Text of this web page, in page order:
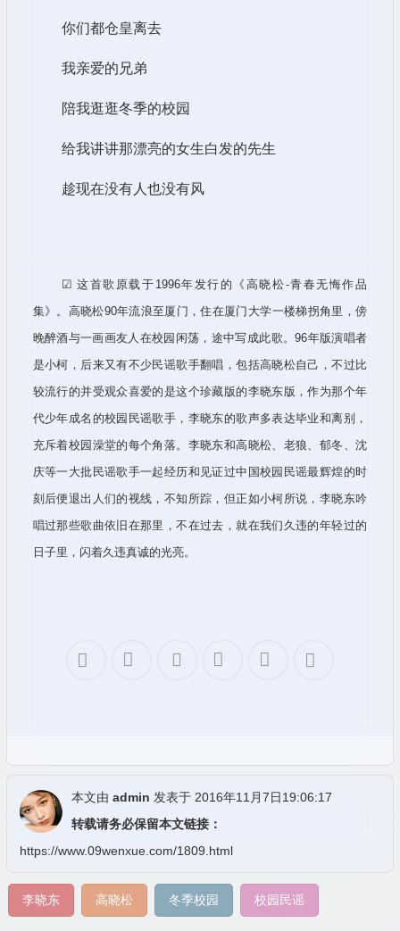
你们都仓皇离去
我亲爱的兄弟
陪我逛逛冬季的校园
给我讲讲那漂亮的女生白发的先生
趁现在没有人也没有风
☑ 这首歌原载于1996年发行的《高晓松-青春无悔作品
集》。高晓松90年流浪至厦门，住在厦门大学一楼梯拐角里，傍
晚醉酒与一画画友人在校园闲荡，途中写成此歌。96年版演唱者
是小柯，后来又有不少民谣歌手翻唱，包括高晓松自己，不过比
较流行的并受观众喜爱的是这个珍藏版的李晓东版，作为那个年
代少年成名的校园民谣歌手，李晓东的歌声多表达毕业和离别，
充斥着校园澡堂的每个角落。李晓东和高晓松、老狼、郁冬、沈
庆等一大批民谣歌手一起经历和见证过中国校园民谣最辉煌的时
刻后便退出人们的视线，不知所踪，但正如小柯所说，李晓东吟
唱过那些歌曲依旧在那里，不在过去，就在我们久违的年轻过的
日子里，闪着久违真诚的光亮。
本文由 admin 发表于 2016年11月7日19:06:17
转载请务必保留本文链接：
https://www.09wenxue.com/1809.html
李晓东 高晓松 冬季校园 校园民谣